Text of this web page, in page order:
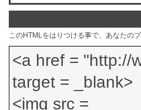
このHTMLをはりつける事で、あなたの